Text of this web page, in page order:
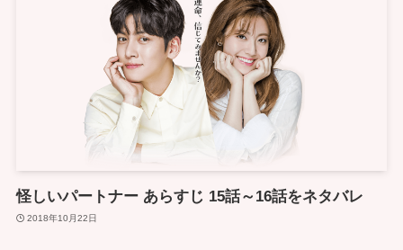
怪しいパートナー あらすじ 15話～16話をネタバレ
2018年10月22日